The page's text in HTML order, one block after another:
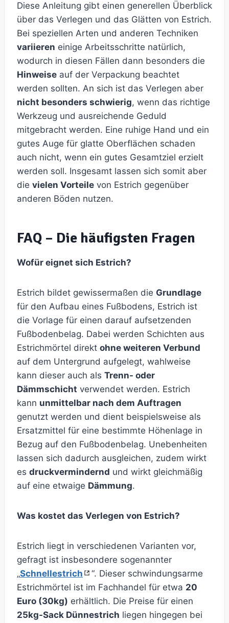
Diese Anleitung gibt einen generellen Überblick
über das Verlegen und das Glätten von Estrich.
Bei speziellen Arten und anderen Techniken
variieren einige Arbeitsschritte natürlich,
wodurch in diesen Fällen dann besonders die
Hinweise auf der Verpackung beachtet
werden sollten. An sich ist das Verlegen aber
nicht besonders schwierig, wenn das richtige
Werkzeug und ausreichende Geduld
mitgebracht werden. Eine ruhige Hand und ein
gutes Auge für glatte Oberflächen schaden
auch nicht, wenn ein gutes Gesamtziel erzielt
werden soll. Insgesamt lassen sich somit aber
die vielen Vorteile von Estrich gegenüber
anderen Böden nutzen.
FAQ – Die häufigsten Fragen
Wofür eignet sich Estrich?
Estrich bildet gewissermaßen die Grundlage
für den Aufbau eines Fußbodens, Estrich ist
die Vorlage für einen darauf aufsetzenden
Fußbodenbelag. Dabei werden Schichten aus
Estrichmörtel direkt ohne weiteren Verbund
auf dem Untergrund aufgelegt, wahlweise
kann dieser auch als Trenn- oder
Dämmschicht verwendet werden. Estrich
kann unmittelbar nach dem Auftragen
genutzt werden und dient beispielsweise als
Ersatzmittel für eine bestimmte Höhenlage in
Bezug auf den Fußbodenbelag. Unebenheiten
lassen sich dadurch ausgleichen, zudem wirkt
es druckvermindernd und wirkt gleichmäßig
auf eine etwaige Dämmung.
Was kostet das Verlegen von Estrich?
Estrich liegt in verschiedenen Varianten vor,
gefragt ist insbesondere sogenannter
„Schnellestrich
“. Dieser schwindungsarme
Estrichmörtel ist im Fachhandel für etwa 20
Euro (30kg) erhältlich. Die Preise für einen
25kg-Sack Dünnestrich liegen hingegen bei